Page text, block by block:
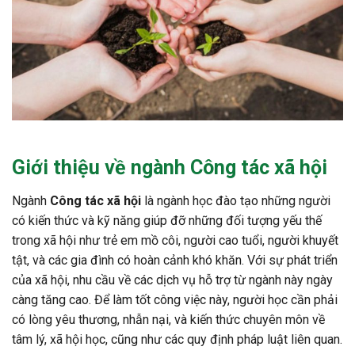
Giới thiệu về ngành Công tác xã hội
Ngành Công tác xã hội là ngành học đào tạo những người
có kiến thức và kỹ năng giúp đỡ những đối tượng yếu thế
trong xã hội như trẻ em mồ côi, người cao tuổi, người khuyết
tật, và các gia đình có hoàn cảnh khó khăn. Với sự phát triển
của xã hội, nhu cầu về các dịch vụ hỗ trợ từ ngành này ngày
càng tăng cao. Để làm tốt công việc này, người học cần phải
có lòng yêu thương, nhẫn nại, và kiến thức chuyên môn về
tâm lý, xã hội học, cũng như các quy định pháp luật liên quan.